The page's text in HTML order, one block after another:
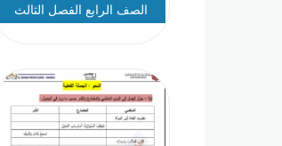
الصف الرابع الفصل الثالث